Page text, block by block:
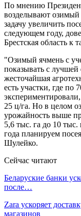
По мнению
возделывают озимый
задачу увеличить
следующем году,
Брестская область к
"Озимый ячмень с
показывать с
жесточайшая
есть участки, где по
25 ц/га. Но в целом
урожайность выше
5,6 тыс. га до 10
года планируем
Шулейко.
Сейчас читают
Беларуские банки
после…
Zara ускоряет
магазинов